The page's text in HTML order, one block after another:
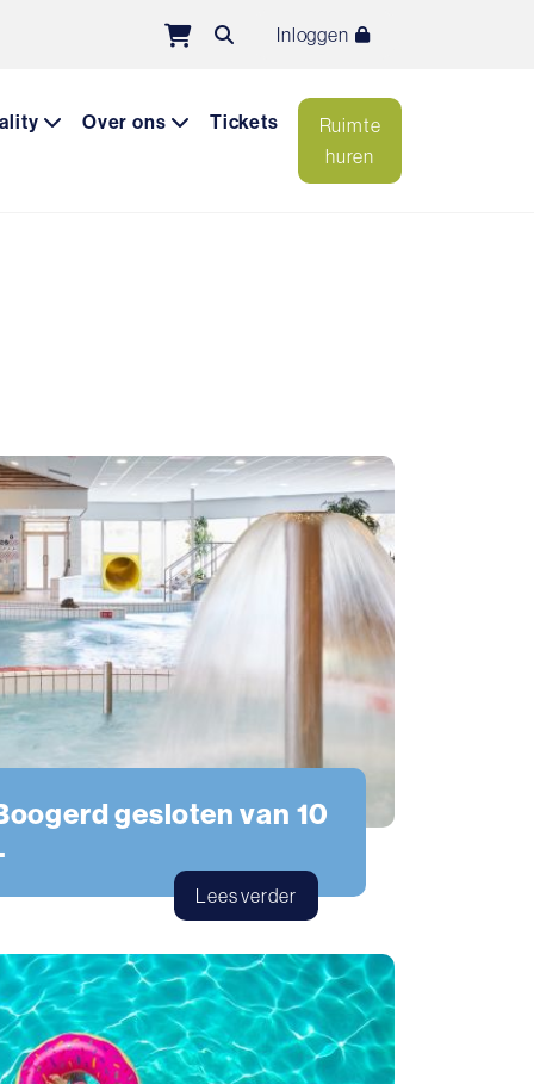
Inloggen
Over ons Tickets
Ruimte
huren
gesloten van 10
Lees verder